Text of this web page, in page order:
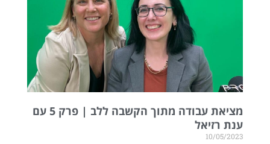
מציאת עבודה מתוך הקשבה ללב | פרק 5 עם
ענת רזיאל
10/05/2023